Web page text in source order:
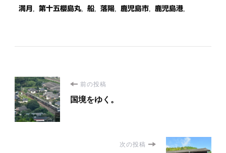
満月 第十五櫻島丸 船 落陽 鹿児島市 鹿児島港
投
稿
前の投稿
国境をゆく。
次の投稿